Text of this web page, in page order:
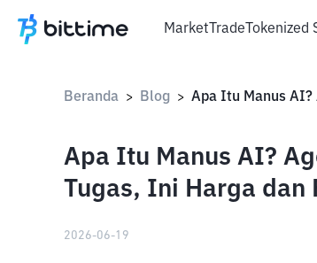
MarketTradeTokenized
Beranda > Blog >
Apa Itu Manus AI?
Tugas, Ini Harga dan
2026-06-19